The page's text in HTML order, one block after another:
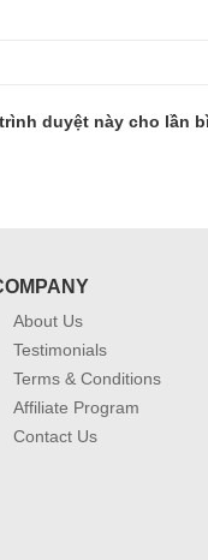
duyệt này cho lần
About Us
Testimonials
Terms & Conditions
Affiliate Program
Contact Us